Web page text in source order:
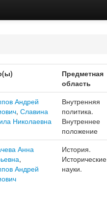
Предметная
область
Андрей
, Славина
Николаевна
Внутренняя
политика.
Внутреннее
положение
Анна
,
Андрей
История.
Исторические
науки.